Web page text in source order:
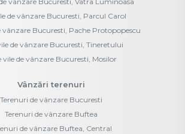
de vânzare Bucuresti, Parcul Carol
vânzare Bucuresti, Pache Protopopescu
de vânzare Bucuresti, Tineretului
vile de vânzare Bucuresti, Mosilor
Vânzări terenuri
Terenuri de vânzare Bucuresti
Terenuri de vânzare Buftea
de vânzare Buftea, Central